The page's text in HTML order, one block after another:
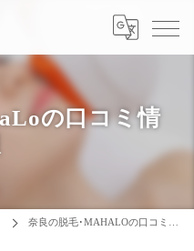
の口コミ情
奈良の脱毛･MAHALOの口コミ情報